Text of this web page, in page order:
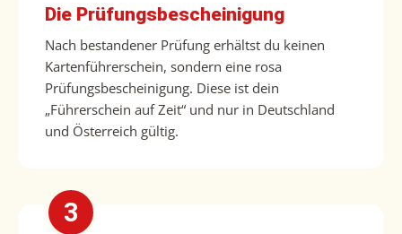
Die Prüfungsbescheinigung
Nach bestandener Prüfung erhältst du keinen
Kartenführerschein, sondern eine rosa
Prüfungsbescheinigung. Diese ist dein
„Führerschein auf Zeit“ und nur in Deutschland
und Österreich gültig.